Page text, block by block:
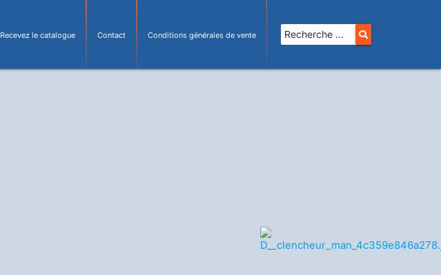
Recevez le catalogue Contact Conditions générales de vente